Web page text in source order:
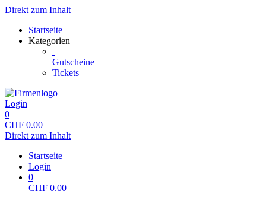
Direkt zum Inhalt
Startseite
Kategorien
Gutscheine
Tickets
Login
0
CHF 0.00
Direkt zum Inhalt
Startseite
Login
0
CHF 0.00